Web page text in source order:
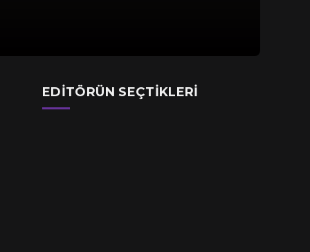
EDITÖRÜN SEÇTIKLERI